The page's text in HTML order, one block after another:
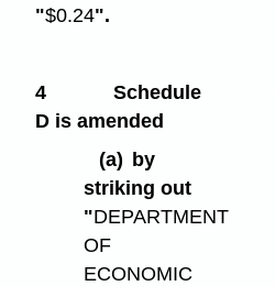
"$0.24".
4
Schedule
D is amended
(a) by
striking out
"DEPARTMENT
OF
ECONOMIC